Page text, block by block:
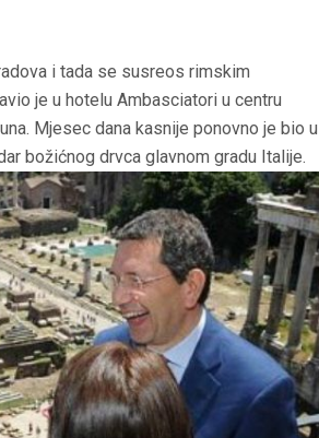
i tada se susreos rimskim
je u hotelu Ambasciatori u centru
Mjesec dana kasnije ponovno je bio u
božićnog drvca glavnom gradu Italije.